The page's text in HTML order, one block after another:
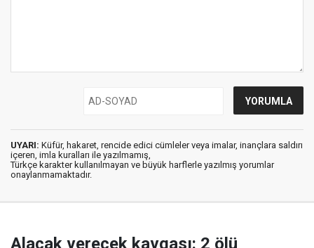
UYARI: Küfür, hakaret, rencide edici cümleler veya imalar, inançlara saldırı
içeren, imla kuralları ile yazılmamış,
Türkçe karakter kullanılmayan ve büyük harflerle yazılmış yorumlar
onaylanmamaktadır.
Alacak verecek kavgası: 2 ölü